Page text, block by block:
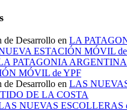
de Desarrollo en LA
ESTACIÓN MÓVIL
PATAGONIA
MÓVIL de YPF
de Desarrollo en LAS
DE LA COSTA
NUEVAS ESCOLLERAS